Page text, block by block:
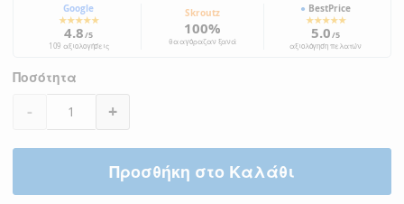
Google
★★★★★
4.8/5
109 αξιολογήσεις
Skroutz
100%
θα αγόραζαν ξανά
● BestPrice
★★★★★
5.0/5
αξιολόγηση πελατών
Ποσότητα
- +
Προσθήκη στο Καλάθι